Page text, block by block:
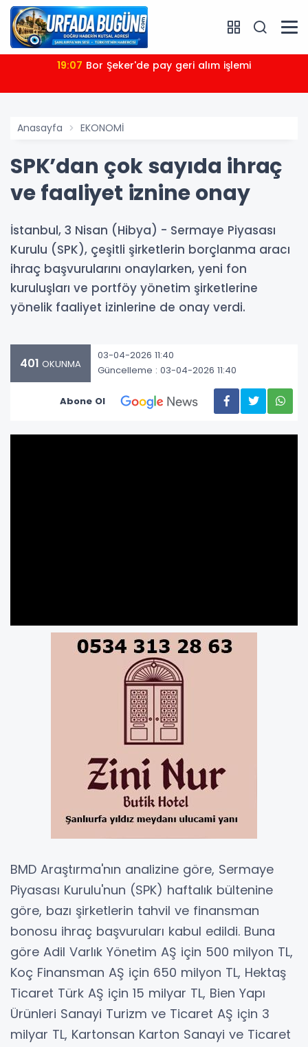
19:07 Bor Şeker'de pay geri alım işlemi
Anasayfa EKONOMİ
SPK’dan çok sayıda ihraç
ve faaliyet iznine onay
İstanbul, 3 Nisan (Hibya) - Sermaye Piyasası
Kurulu (SPK), çeşitli şirketlerin borçlanma aracı
ihraç başvurularını onaylarken, yeni fon
kuruluşları ve portföy yönetim şirketlerine
yönelik faaliyet izinlerine de onay verdi.
401 OKUNMA
03-04-2026 11:40
Güncelleme : 03-04-2026 11:40
Abone Ol
BMD Araştırma'nın analizine göre, Sermaye
Piyasası Kurulu'nun (SPK) haftalık bültenine
göre, bazı şirketlerin tahvil ve finansman
bonosu ihraç başvuruları kabul edildi. Buna
göre Adil Varlık Yönetim AŞ için 500 milyon TL,
Koç Finansman AŞ için 650 milyon TL, Hektaş
Ticaret Türk AŞ için 15 milyar TL, Bien Yapı
Ürünleri Sanayi Turizm ve Ticaret AŞ için 3
milyar TL, Kartonsan Karton Sanayi ve Ticaret